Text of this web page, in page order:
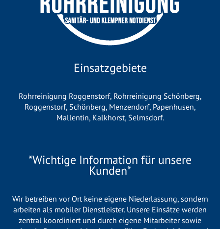
Einsatzgebiete
Rohrreinigung Roggenstorf, Rohrreinigung Schönberg,
Roggenstorf, Schönberg, Menzendorf, Papenhusen,
Mallentin, Kalkhorst, Selmsdorf.
*Wichtige Information für unsere
Kunden*
Wir betreiben vor Ort keine eigene Niederlassung, sondern
arbeiten als mobiler Dienstleister. Unsere Einsätze werden
zentral koordiniert und durch eigene Mitarbeiter sowie